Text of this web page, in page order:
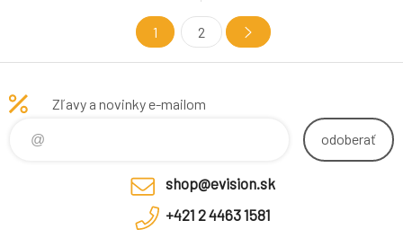
pripavené na prácu. Funguje
bez problémov medzi rôznymi
protokolmi , s funkciou
tlacidla , ktoré vykoná každú
1 2
Zľavy a novinky e-mailom
odoberať
shop@evision.sk
+421 2 4463 1581